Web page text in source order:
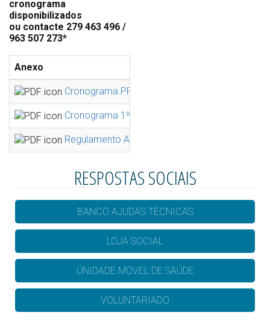
cronograma
disponibilizados
ou contacte 279 463 496 /
963 507 273*
Anexo
Cronograma PRÉ-ESCOLAR _Natal_2022.pdf
Cronograma 1ºCICLO _ATL NATAL_2022.pdf
Regulamento ATL NATAL_ CLDS_.pdf
RESPOSTAS SOCIAIS
BANCO AJUDAS TÉCNICAS
LOJA SOCIAL
ÚNIDADE MOVEL DE SAÚDE
VOLUNTARIADO